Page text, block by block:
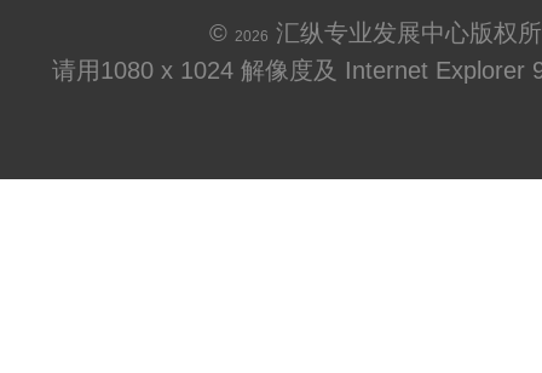
© 2026 汇纵专业发展中心版权
请用1080 x 1024 解像度及 Internet Explorer